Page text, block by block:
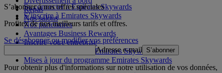
Repas
Nos salons
Se connecter à Emirates Skywards
S’inscrire à Emirates Skywards
Nos partenaires
Avantages Business Rewards
Inscrire votre entreprise
Règles du programme Emirates Skywards
Mises à jour du programme Emirates Skywards
S’abonner à nos offres spéciales
Profitez de nos meilleurs tarifs et offres.
Se désabonner ou modifier vos préférences
Adresse e-mail S’abonner
Pour obtenir plus d'informations sur notre utilisation de vos données,